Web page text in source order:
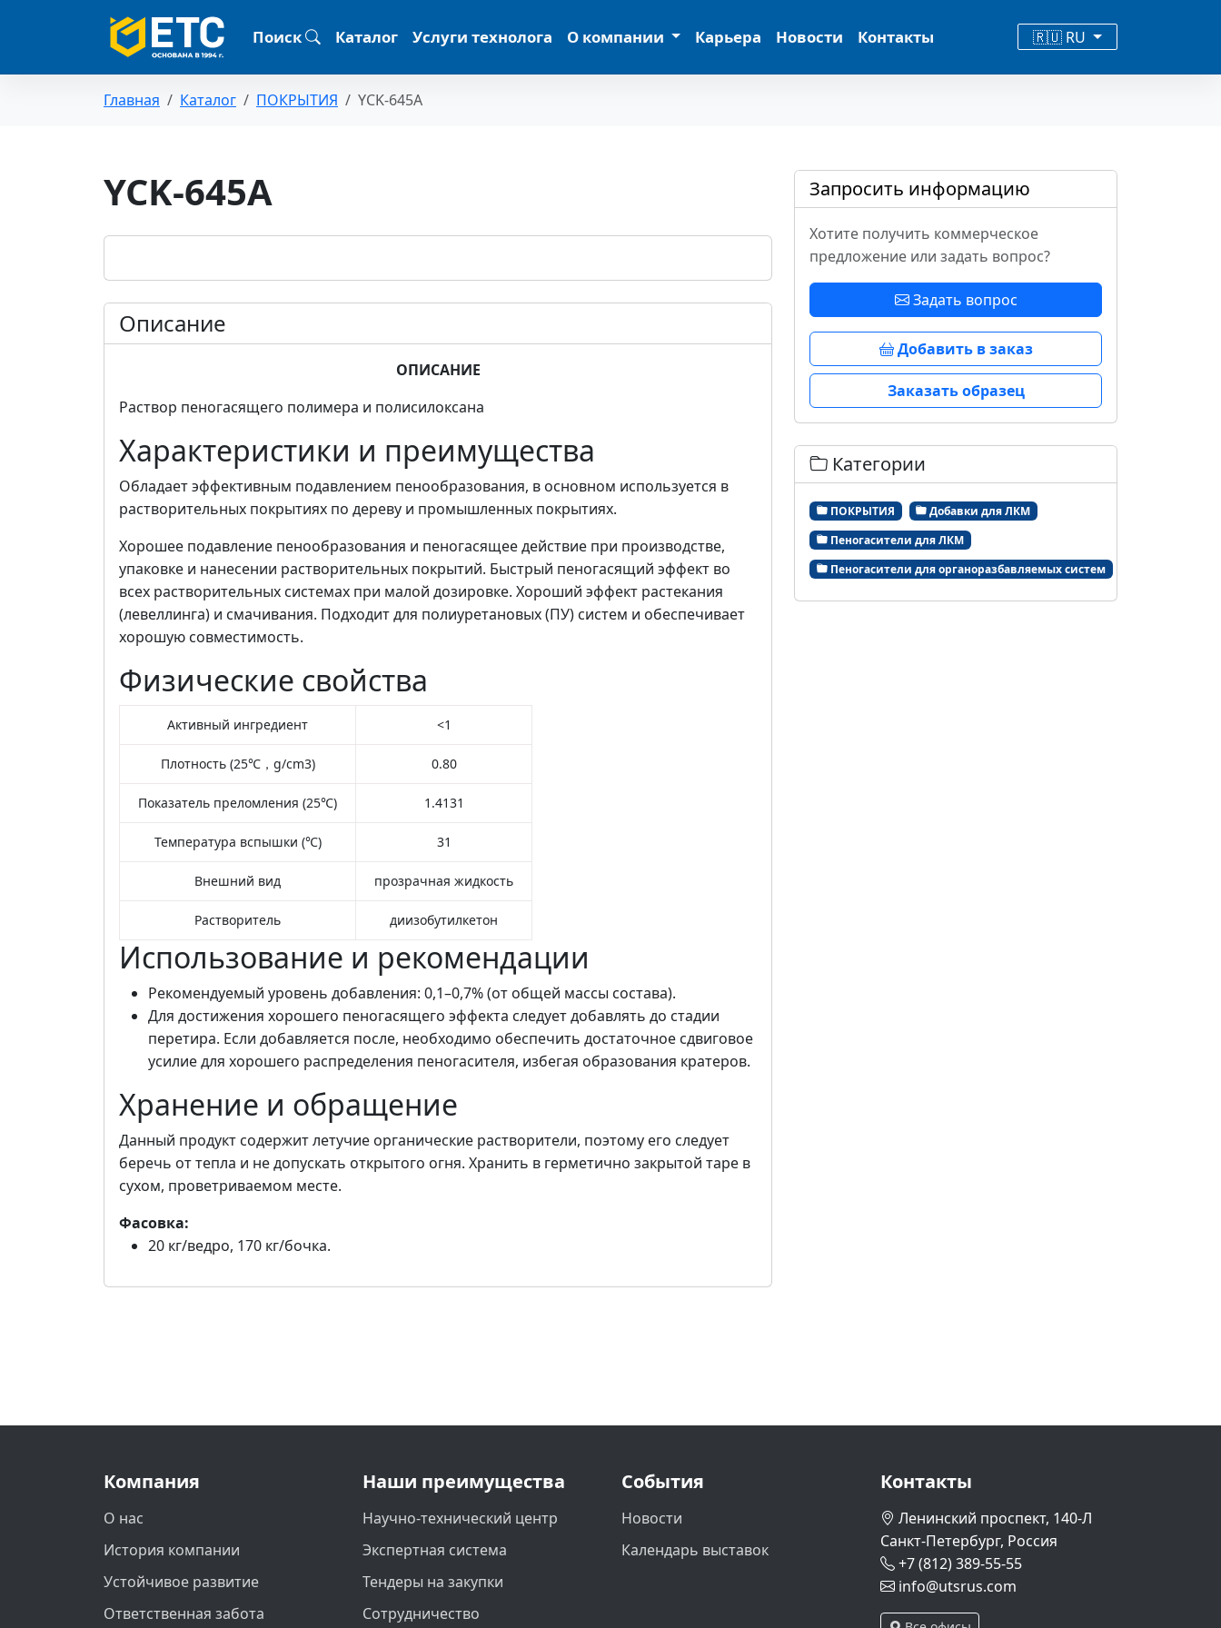
Поиск Каталог Услуги технолога О компании Карьера Новости Контакты 🇷🇺 RU
Главная Каталог ПОКРЫТИЯ YCK-645A
YCK-645A
Описание
ОПИСАНИЕ
Раствор пеногасящего полимера и полисилоксана
Характеристики и преимущества
Обладает эффективным подавлением пенообразования, в основном используется в
растворительных покрытиях по дереву и промышленных покрытиях.
Хорошее подавление пенообразования и пеногасящее действие при производстве,
упаковке и нанесении растворительных покрытий. Быстрый пеногасящий эффект во
всех растворительных системах при малой дозировке. Хороший эффект растекания
(левеллинга) и смачивания. Подходит для полиуретановых (ПУ) систем и обеспечивает
хорошую совместимость.
Физические свойства
Активный ингредиент <1
Плотность (25℃，g/cm3) 0.80
Показатель преломления (25℃) 1.4131
Температура вспышки (℃) 31
Внешний вид прозрачная жидкость
Растворитель диизобутилкетон
Использование и рекомендации
Рекомендуемый уровень добавления: 0,1–0,7% (от общей массы состава).
Для достижения хорошего пеногасящего эффекта следует добавлять до стадии
перетира. Если добавляется после, необходимо обеспечить достаточное сдвиговое
усилие для хорошего распределения пеногасителя, избегая образования кратеров.
Хранение и обращение
Данный продукт содержит летучие органические растворители, поэтому его следует
беречь от тепла и не допускать открытого огня. Хранить в герметично закрытой таре в
сухом, проветриваемом месте.
Фасовка:
20 кг/ведро, 170 кг/бочка.
Запросить информацию
Хотите получить коммерческое
предложение или задать вопрос?
Задать вопрос
Добавить в заказ
Заказать образец
Категории
ПОКРЫТИЯ
Добавки для ЛКМ
Пеногасители для ЛКМ
Пеногасители для органоразбавляемых систем
Компания
О нас
История компании
Устойчивое развитие
Ответственная забота
Наши преимущества
Научно-технический центр
Экспертная система
Тендеры на закупки
Сотрудничество
События
Новости
Календарь выставок
Контакты
Ленинский проспект, 140-Л
Санкт-Петербург, Россия
+7 (812) 389-55-55
info@utsrus.com